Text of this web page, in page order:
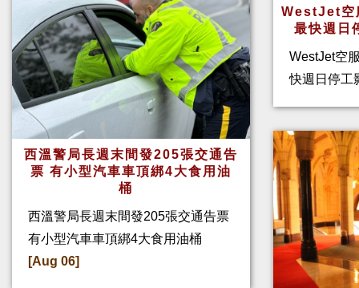
西溫警局長週末間發205張交通告
票 有小型汽車車頂綁4大食用油
桶
西溫警局長週末間發205張交通告票
有小型汽車車頂綁4大食用油桶
[Aug 06]
WestJet空
最快週日
WestJet空
快週日停工